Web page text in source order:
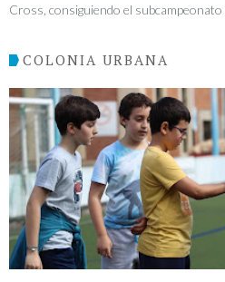
Cross, consiguiendo el subcampeonato
COLONIA URBANA